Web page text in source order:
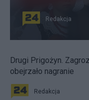
Redakcja
Drugi Prigożyn.
obejrzało nagranie
Redakcja